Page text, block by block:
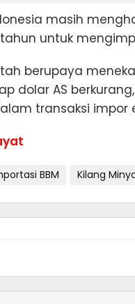
masih
untuk
berupaya
dolar AS
transaksi
BBM Kilang